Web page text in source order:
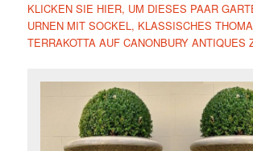
KLICKEN SIE HIER, UM DIESES PAAR
URNEN MIT SOCKEL, KLASSISCHES
TERRAKOTTA AUF CANONBURY ANTIQUES